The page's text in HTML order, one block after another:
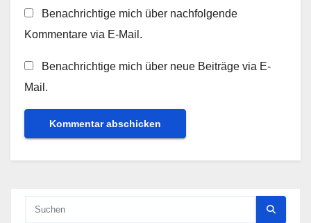
Benachrichtige mich über nachfolgende
Kommentare via E-Mail.
Benachrichtige mich über neue Beiträge via E-
Mail.